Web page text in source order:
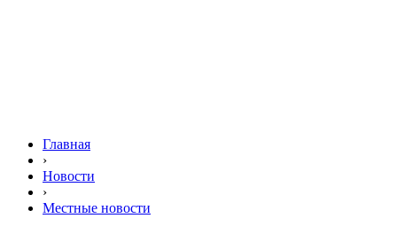
Главная
›
Новости
›
Местные новости